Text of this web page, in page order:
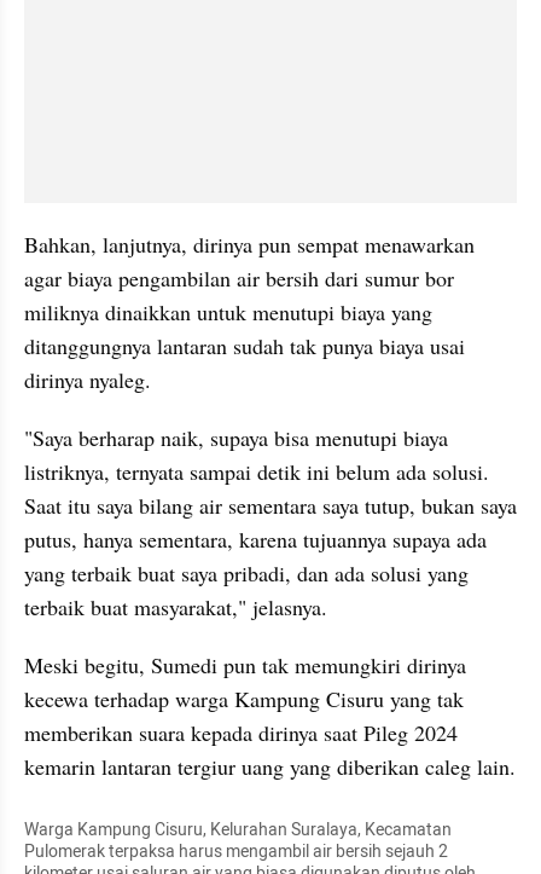
Bahkan, lanjutnya, dirinya pun sempat menawarkan
agar biaya pengambilan air bersih dari sumur bor
miliknya dinaikkan untuk menutupi biaya yang
ditanggungnya lantaran sudah tak punya biaya usai
dirinya nyaleg.
"Saya berharap naik, supaya bisa menutupi biaya
listriknya, ternyata sampai detik ini belum ada solusi.
Saat itu saya bilang air sementara saya tutup, bukan saya
putus, hanya sementara, karena tujuannya supaya ada
yang terbaik buat saya pribadi, dan ada solusi yang
terbaik buat masyarakat," jelasnya.
Meski begitu, Sumedi pun tak memungkiri dirinya
kecewa terhadap warga Kampung Cisuru yang tak
memberikan suara kepada dirinya saat Pileg 2024
kemarin lantaran tergiur uang yang diberikan caleg lain.
Warga Kampung Cisuru, Kelurahan Suralaya, Kecamatan
Pulomerak terpaksa harus mengambil air bersih sejauh 2